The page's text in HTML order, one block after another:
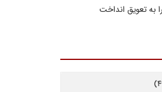
به تعویق انداخت